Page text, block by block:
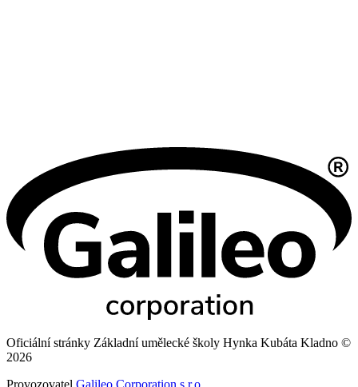
Oficiální stránky Základní umělecké školy Hynka Kubáta Kladno ©
2026